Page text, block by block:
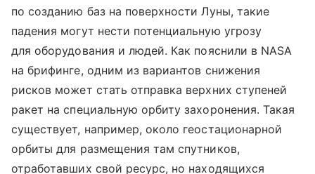
по созданию баз на поверхности Луны, такие
падения могут нести потенциальную угрозу
для оборудования и людей. Как пояснили в NASA
на брифинге, одним из вариантов снижения
рисков может стать отправка верхних ступеней
ракет на специальную орбиту захоронения. Такая
существует, например, около геостационарной
орбиты для размещения там спутников,
отработавших свой ресурс, но находящихся